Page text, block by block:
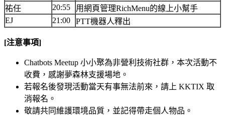
祐任
20:55
用網頁管理RichMenu的線上小幫手
EJ
21:00 PTT機器人釋出
[注意事項]
Chatbots Meetup 小小聚為非營利技術社群，本次活動不
收費，感謝夢森林支援場地。
若報名後發現活動當天有事無法前來，請上 KKTIX 取
消報名。
敬請共同維護環境品質，並記得帶走個人物品。